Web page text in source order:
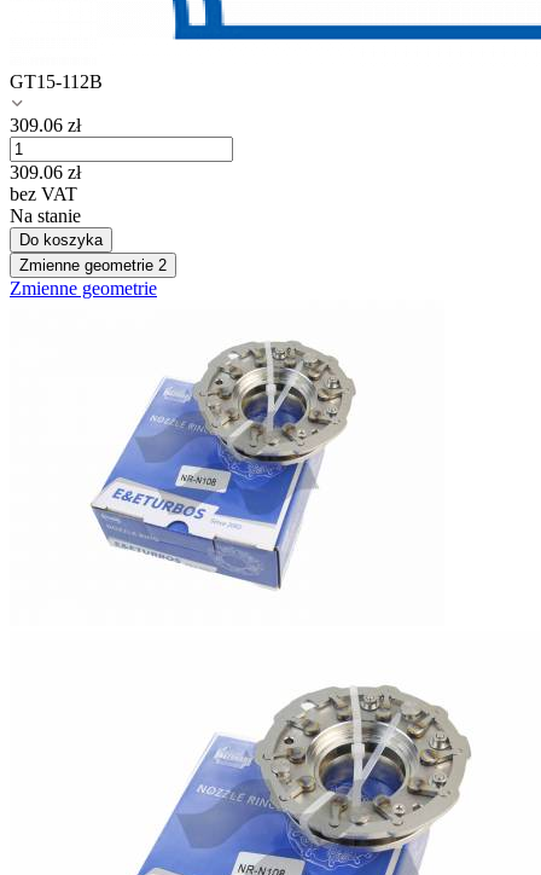
GT15-112B
309.06 zł
309.06 zł
bez VAT
Na stanie
Do koszyka
Zmienne geometrie 2
Zmienne geometrie